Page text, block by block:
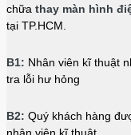
chữa thay màn hình
tại TP.HCM.
B1: Nhân viên kĩ thuật
tra lỗi hư hỏng
B2: Quý khách hàng